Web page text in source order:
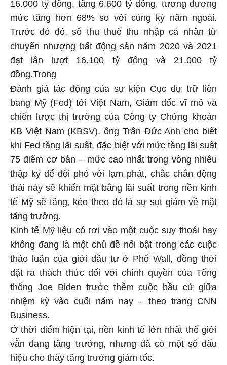
16.000 tỷ đồng, tăng 6.600 tỷ đồng, tương đương
mức tăng hơn 68% so với cùng kỳ năm ngoái.
Trước đó đó, số thu thuế thu nhập cá nhân từ
chuyển nhượng bất động sản năm 2020 và 2021
đạt lần lượt 16.100 tỷ đồng và 21.000 tỷ
đồng.Trong
Đánh giá tác động của sự kiện Cục dự trữ liên
bang Mỹ (Fed) tới Việt Nam, Giám đốc vĩ mô và
chiến lược thị trường của Công ty Chứng khoán
KB Việt Nam (KBSV), ông Trần Đức Anh cho biết
khi Fed tăng lãi suất, đặc biệt với mức tăng lãi suất
75 điểm cơ bản – mức cao nhất trong vòng nhiều
thập kỷ để đối phó với lạm phát, chắc chắn động
thái này sẽ khiến mặt bằng lãi suất trong nền kinh
tế Mỹ sẽ tăng, kéo theo đó là sự sụt giảm về mặt
tăng trưởng.
Kinh tế Mỹ liệu có rơi vào một cuộc suy thoái hay
không đang là một chủ đề nổi bật trong các cuộc
thảo luận của giới đầu tư ở Phố Wall, đồng thời
đặt ra thách thức đối với chính quyền của Tổng
thống Joe Biden trước thềm cuộc bầu cử giữa
nhiệm kỳ vào cuối năm nay – theo trang CNN
Business.
Ở thời điểm hiện tại, nền kinh tế lớn nhất thế giới
vẫn đang tăng trưởng, nhưng đã có một số dấu
hiệu cho thấy tăng trưởng giảm tốc.